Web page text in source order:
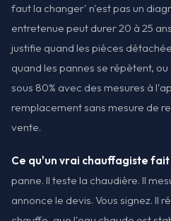
faut la changer' n'est pas un
entretenue peut durer 20 à 25
justifie quand les pièces
quand les pannes se répètent,
sous 80% avec des mesures à
remplacement sans mesure de
vente.
Ce qu'un vrai chauffagiste
panne. Il teste la chaudière. Il
annonce le devis. Vous signez. Il